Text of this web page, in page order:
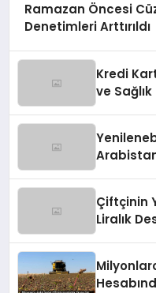
Ramazan Öncesi
Denetimleri Arttırıldı
Kredi
ve
Çiftçinin
Liralık